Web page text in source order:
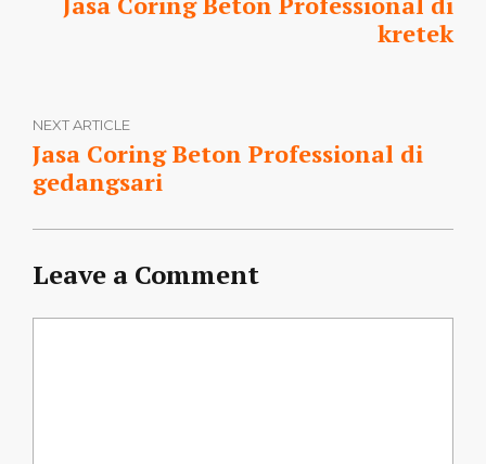
kretek
NEXT ARTICLE
Jasa Coring Beton Professional di
gedangsari
Leave a Comment